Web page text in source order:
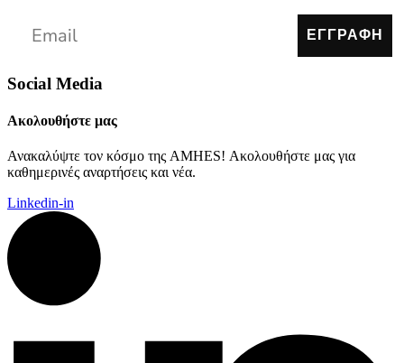
ΕΓΓΡΑΦΗ
Social Media
Ακολουθήστε μας
Ανακαλύψτε τον κόσμο της AMHES! Ακολουθήστε μας για
καθημερινές αναρτήσεις και νέα.
Linkedin-in